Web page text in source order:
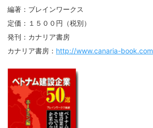
編著：ブレインワークス
定価：１５００円（税別）
発刊：カナリア書房
カナリア書房： http://www.canaria-book.com